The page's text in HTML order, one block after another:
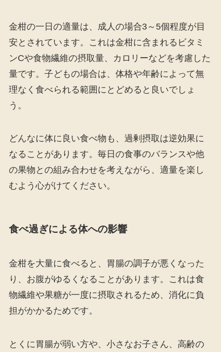
金柑の一日の適量は、成人の場合3～5個程度が目
安とされています。これは金柑に含まれるビタミ
ンCや食物繊維の摂取量、カロリーなどを考慮した
量です。子どもの場合は、体格や年齢によって無
理なく食べられる範囲にとどめると良いでしょ
う。
どんなに体に良い食べ物も、過剰摂取は逆効果に
なることがあります。毎日の食事のバランスや他
の果物との組み合わせを考えながら、適量を楽し
むよう心がけてください。
食べ過ぎによる体への影響
金柑を大量に食べると、胃腸の調子が悪くなった
り、お腹がゆるくなることがあります。これは食
物繊維や果糖が一度に摂取されるため、消化に負
担がかかるためです。
とくに胃腸が弱い方や、小さなお子さん、高齢の